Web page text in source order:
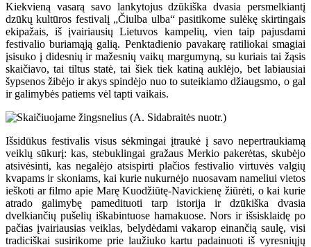
Kiekvieną vasarą savo lankytojus dzūkiška dvasia persmelkiantį
dzūkų kultūros festivalį „Čiulba ulba“ pasitikome sulėkę skirtingais
ekipažais, iš įvairiausių Lietuvos kampelių, vien taip pajusdami
festivalio buriamąją galią. Penktadienio pavakarę ratiliokai smagiai
įsisuko į didesnių ir mažesnių vaikų margumyną, su kuriais tai žąsis
skaičiavo, tai tiltus statė, tai šiek tiek katiną auklėjo, bet labiausiai
šypsenos žibėjo ir akys spindėjo nuo to suteikiamo džiaugsmo, o gal
ir galimybės patiems vėl tapti vaikais.
Išsidūkus festivalis visus sėkmingai įtraukė į savo nepertraukiamą
veiklų sūkurį: kas, stebuklingai gražaus Merkio pakerėtas, skubėjo
atsivėsinti, kas negalėjo atsispirti plačios festivalio virtuvės valgių
kvapams ir skoniams, kai kurie nukurnėjo nuosavam nameliui vietos
ieškoti ar filmo apie Marę Kuodžiūtę-Navickienę žiūrėti, o kai kurie
atrado galimybę pamedituoti tarp istorija ir dzūkiška dvasia
dvelkiančių pušelių iškabintuose hamakuose. Nors ir išsisklaidę po
pačias įvairiausias veiklas, belydėdami vakarop einančią saulę, visi
tradiciškai susirikome prie laužiuko kartu padainuoti iš vyresniųjų